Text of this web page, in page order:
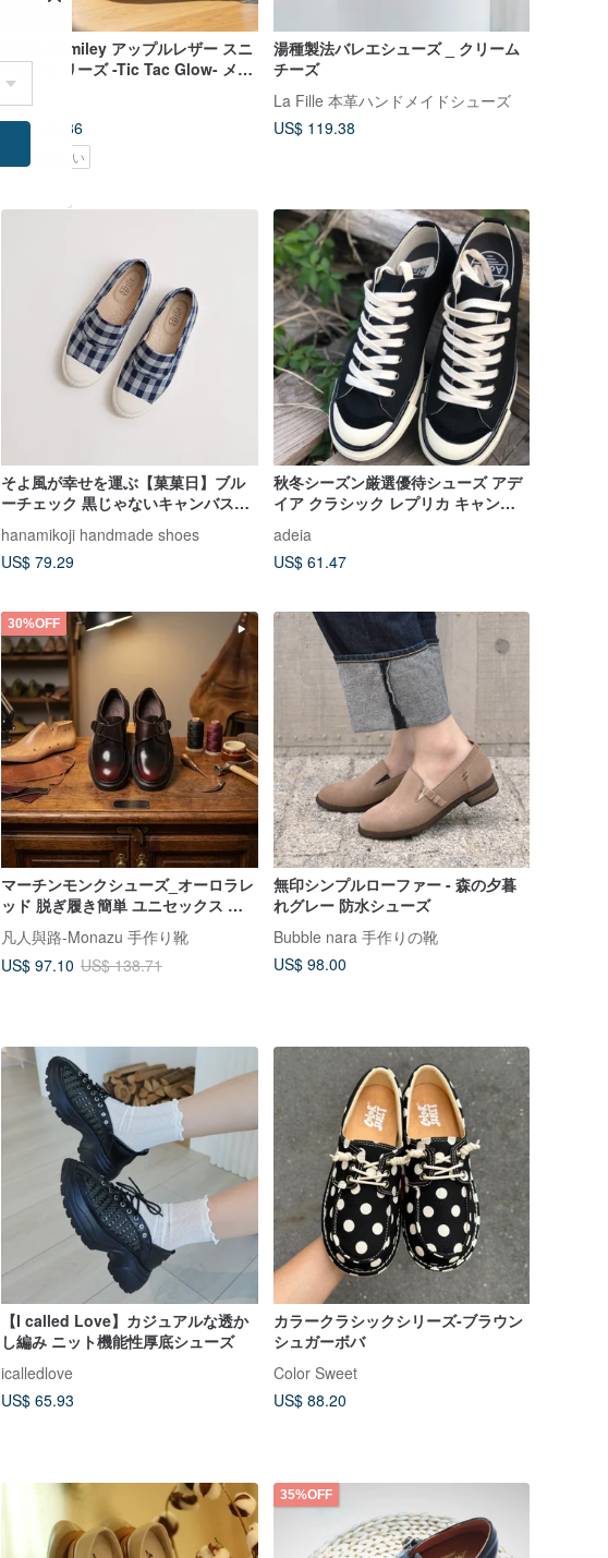
KIBO X Smiley アップルレザー スニ
ーカーシリーズ -Tic Tac Glow- メン
ズ
KIBO
US$ 195.86
環境に優しい
湯種製法バレエシューズ _ クリーム
チーズ
La Fille 本革ハンドメイドシューズ
US$ 119.38
そよ風が幸せを運ぶ【菓菓日】ブル
ーチェック 黒じゃないキャンバスシ
ューズ 万能チェック柄
hanamikoji handmade shoes
US$ 79.29
秋冬シーズン厳選優待シューズ アデ
イア クラシック レプリカ キャンバ
スシューズ 紳士ブラック
adeia
US$ 61.47
30%OFF
マーチンモンクシューズ_オーロラレ
ッド 脱ぎ履き簡単 ユニセックス カ
ップルシューズ 34～48 サイズ
凡人與路-Monazu 手作り靴
US$ 97.10 US$ 138.71
無印シンプルローファー - 森の夕暮
れグレー 防水シューズ
Bubble nara 手作りの靴
US$ 98.00
【I called Love】カジュアルな透か
し編み ニット機能性厚底シューズ
icalledlove
US$ 65.93
カラークラシックシリーズ-ブラウン
シュガーボバ
Color Sweet
US$ 88.20
35%OFF